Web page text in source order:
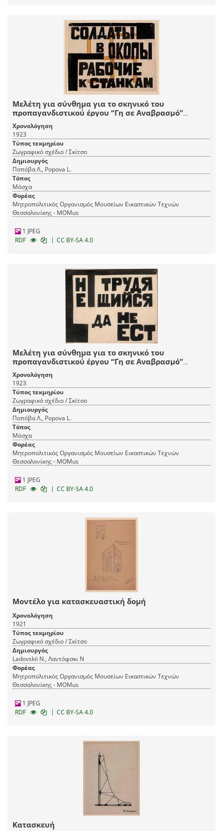
Μελέτη για σύνθημα για το σκηνικό του
προπαγανδιστικού έργου “Γη σε Αναβρασμό”
βασισμένου στη “Νύχτα” του Μαρσέλ Μαρτίν σε
μετάφραση του Σεργκέι Γκοροντέτσκι και επιμέλεια
του Σεργκέι Τρετιακόφ και σκηνοθεσία του
Βσέβολοντ Μέγιερχολντ, GosTIM, Μόσχα
Χρονολόγηση
1923
Τύπος τεκμηρίου
Ζωγραφικό σχέδιο / Σκίτσο
Δημιουργός
Ποπόβα Λ., Popova L.
Τόπος
Μόσχα
Φορέας
Μητροπολιτικός Οργανισμός Μουσείων Εικαστικών Τεχνών
Θεσσαλονίκης - MOMus
1 JPEG
RDF
| CC BY-SA 4.0
Μελέτη για σύνθημα για το σκηνικό του
προπαγανδιστικού έργου “Γη σε Αναβρασμό”
βασισμένου στη “Νύχτα” του Μαρσέλ Μαρτίν σε
μετάφραση του Σεργκέι Γκοροντέτσκι και επιμέλεια
του Σεργκέι Τρετιακόφ και σκηνοθεσία του
Βσέβολοντ Μέγιερχολντ, GosTIM, Μόσχα
Χρονολόγηση
1923
Τύπος τεκμηρίου
Ζωγραφικό σχέδιο / Σκίτσο
Δημιουργός
Ποπόβα Λ., Popova L.
Τόπος
Μόσχα
Φορέας
Μητροπολιτικός Οργανισμός Μουσείων Εικαστικών Τεχνών
Θεσσαλονίκης - MOMus
1 JPEG
RDF
| CC BY-SA 4.0
Μοντέλο για κατασκευαστική δομή
Χρονολόγηση
1921
Τύπος τεκμηρίου
Ζωγραφικό σχέδιο / Σκίτσο
Δημιουργός
Ladovskii N., Λαντόφσκι Ν
Φορέας
Μητροπολιτικός Οργανισμός Μουσείων Εικαστικών Τεχνών
Θεσσαλονίκης - MOMus
1 JPEG
RDF
| CC BY-SA 4.0
Κατασκευή